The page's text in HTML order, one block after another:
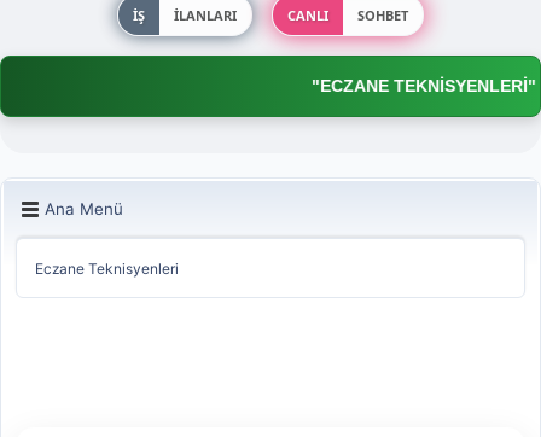
İŞ İLANLARI CANLI SOHBET
"ECZANE TEKNİSYENLERİ"
Ana Menü
Eczane Teknisyenleri